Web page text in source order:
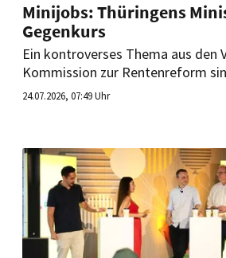
Minijobs: Thüringens
Gegenkurs
Ein kontroverses Thema aus den
Kommission zur Rentenreform
Aus vielen Bereichen kam bereits
24.07.2026, 07:49 Uhr